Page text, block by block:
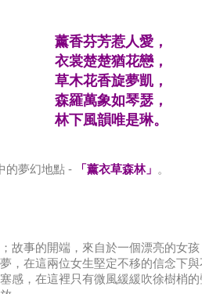
薰香芬芳惹人愛，
衣裳楚楚猶花戀，
草木花香旋夢凱，
森羅萬象如琴瑟，
林下風韻唯是琳。
的夢幻地點 - 「薰衣草森林」 。
故事的開端，來自於一個漂亮的女
，在這兩位女生堅定不移的信念下
感，在這裡只有微風緩緩吹徐樹梢